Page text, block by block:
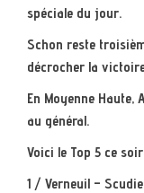
spéciale du jour.
Schon reste
décrocher la
En Moyenne
au général.
Voici le Top 5 ce
1 / Verneuil –